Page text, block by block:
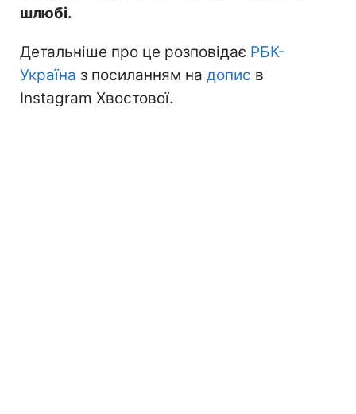
шлюбі.
Детальніше про це розповідає РБК-
Україна з посиланням на допис в
Instagram Хвостової.